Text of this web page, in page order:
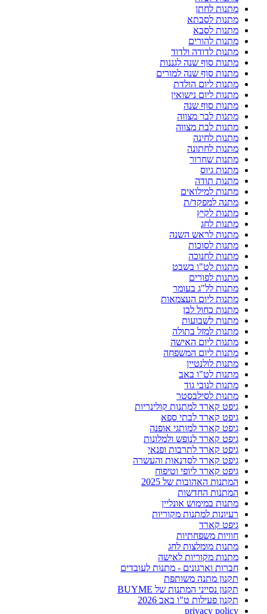
מתנות לחתן
מתנות לסבתא
מתנות לסבא
מתנות להורים
מתנות לדודה ולדוד
מתנות סוף שנה לגננות
מתנות סוף שנה למורים
מתנות ליום הולדת
מתנות ליום נישואין
מתנות סוף שנה
מתנות לבר מצווה
מתנות לבת מצווה
מתנות לחינה
מתנות לחתונה
מתנות שחרור
מתנות גיוס
מתנות תודה
מתנות למילואים
מתנה למפקד/ת
מתנות לקיץ
מתנות לחג
מתנות לראש השנה
מתנות לסוכות
מתנות לחנוכה
מתנות לט"ו בשבט
מתנות לפורים
מתנות לל"ג בעומר
מתנות ליום העצמאות
מתנות כחול לבן
מתנות לשבועות
מתנות למזל בתולה
מתנות ליום האישה
מתנות ליום המשפחה
מתנות לולנטיין
מתנות לט"ו באב
מתנות לנובי גוד
מתנות לסילבסטר
גיפט קארד למתנות קולינריות
גיפט קארד לבתי ספא
גיפט קארד למותגי אופנה
גיפט קארד לנופש ולמלונות
גיפט קארד לתרבות ופנאי
גיפט קארד לסדנאות והעשרה
גיפט קארד ליופי וטיפוח
המתנות האהובות של 2025
המתנות החדשות
מתנות במימוש אונליין
רעיונות למתנות מקוריות
גיפט קארד
חוויות משפחתיות
מתנות מומלצות לחג
מתנות מקוריות לאישה
חברות וארגונים - מתנות לעובדים
תקנון מתנה משותפת
תקנון נסייני המתנות של BUYME
תקנון פעילות ט"ו באב 2026
privacy policy